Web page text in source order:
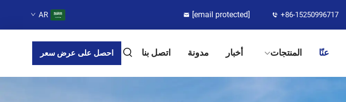
+86-15250996717
[email protected]
AR
عنّا المنتجات أخبار مدونة اتصل بنا احصل على عرض سعر